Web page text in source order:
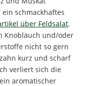
schmackhaftes
über Feldsalat.
Knoblauch und/oder
nicht so gern
kurz und scharf
verliert sich die
aromatischer